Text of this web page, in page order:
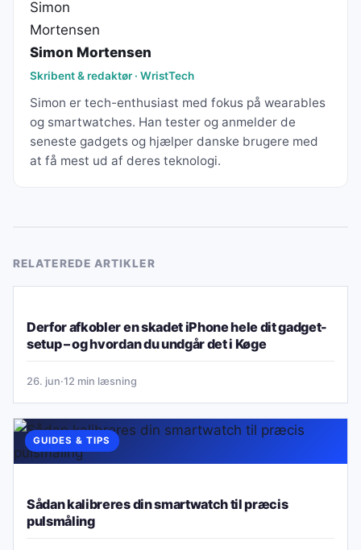
Simon Mortensen
Skribent & redaktør · WristTech
Simon er tech-enthusiast med fokus på wearables
og smartwatches. Han tester og anmelder de
seneste gadgets og hjælper danske brugere med
at få mest ud af deres teknologi.
RELATEREDE ARTIKLER
Derfor afkobler en skadet iPhone hele dit gadget-
setup – og hvordan du undgår det i Køge
26. jun·12 min læsning
GUIDES & TIPS
Sådan kalibreres din smartwatch til præcis
pulsmåling